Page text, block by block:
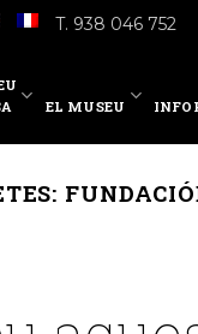
T. 938 046 752
EL MUSEU